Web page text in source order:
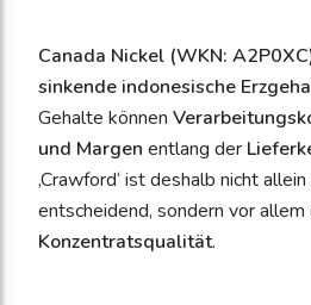
Canada Nickel (WKN:
sinkende indonesische
Gehalte können
und Margen entlang der
‚Crawford‘ ist deshalb nicht
entscheidend, sondern vor allem
Konzentratsqualität.